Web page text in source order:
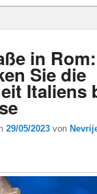
in Rom:
Sie die
Italiens
29/05/2023 von